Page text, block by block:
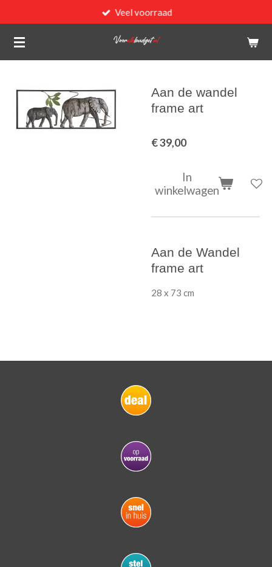
direct
naar
Veel voorraad
Aan de wandel
frame art
€ 39,00
In
winkelwagen
Aan de Wandel
frame art
28 x 73 cm